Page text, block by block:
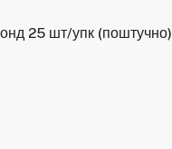
25 шт/упк (поштучно)